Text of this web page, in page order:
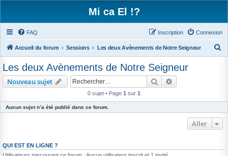
Mi ca El !?
FAQ Connexion
Inscription
Accueil du forum Sessions Les deux Avènements de Notre Seigneur
c
Les deux Avènements de Notre Seigneur
Nouveau sujet Rechercher
0 sujet • Page 1 sur 1
Aucun sujet n’a été publié dans ce forum.
Aller
QUI EST EN LIGNE ?